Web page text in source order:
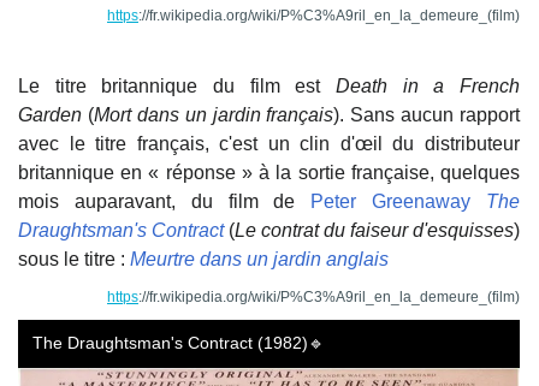
https://fr.wikipedia.org/wiki/P%C3%A9ril_en_la_demeure_(film)
Le titre britannique du film est Death in a French
Garden (Mort dans un jardin français). Sans aucun rapport
avec le titre français, c'est un clin d'œil du distributeur
britannique en « réponse » à la sortie française, quelques
mois auparavant, du film de
Peter Greenaway
The
Draughtsman's Contract(Le contrat du faiseur d'esquisses)
sous le titre : Meurtre dans un jardin anglais
https://fr.wikipedia.org/wiki/P%C3%A9ril_ en_la_demeure_(film)